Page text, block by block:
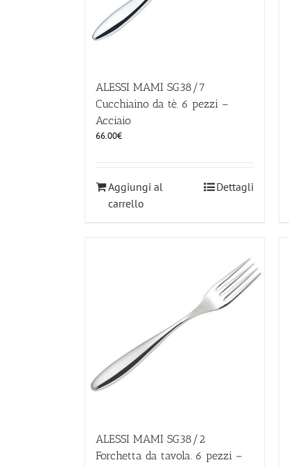
ALESSI MAMI SG38/7
Cucchiaino da tè. 6 pezzi –
Acciaio
66.00€
Aggiungi al
carrello
Dettagli
ALESSI MAMI SG38/2
Forchetta da tavola. 6 pezzi –